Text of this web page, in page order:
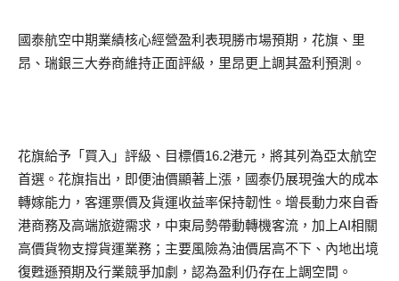
國泰航空中期業績核心經營盈利表現勝市場預期，花旗、里
昂、瑞銀三大券商維持正面評級，里昂更上調其盈利預測。
花旗給予「買入」評級、目標價16.2港元，將其列為亞太航空
首選。花旗指出，即便油價顯著上漲，國泰仍展現強大的成本
轉嫁能力，客運票價及貨運收益率保持韌性。增長動力來自香
港商務及高端旅遊需求，中東局勢帶動轉機客流，加上AI相關
高價貨物支撐貨運業務；主要風險為油價居高不下、內地出境
復甦遜預期及行業競爭加劇，認為盈利仍存在上調空間。